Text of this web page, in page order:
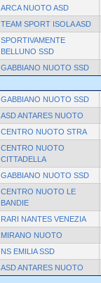
ARCA NUOTO ASD
TEAM SPORT ISOLA ASD
SPORTIVAMENTE
BELLUNO SSD
GABBIANO NUOTO SSD
GABBIANO NUOTO SSD
ASD ANTARES NUOTO
CENTRO NUOTO STRA
CENTRO NUOTO
CITTADELLA
GABBIANO NUOTO SSD
CENTRO NUOTO LE
BANDIE
RARI NANTES VENEZIA
MIRANO NUOTO
NS EMILIA SSD
ASD ANTARES NUOTO